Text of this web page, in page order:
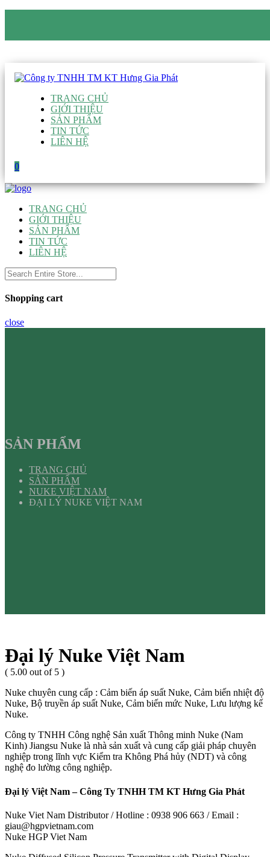
TRANG CHỦ
GIỚI THIỆU
SẢN PHẨM
TIN TỨC
LIÊN HỆ
0
TRANG CHỦ
GIỚI THIỆU
SẢN PHẨM
TIN TỨC
LIÊN HỆ
Shopping cart
close
SẢN PHẨM
TRANG CHỦ
SẢN PHẨM
NUKE VIỆT NAM
ĐẠI LÝ NUKE VIỆT NAM
Đại lý Nuke Việt Nam
( 5.00 out of 5 )
Nuke chuyên cung cấp : Cảm biến áp suất Nuke, Cảm biến nhiệt độ
Nuke, Bộ truyền áp suất Nuke, Cảm biến mức Nuke, Lưu lượng kế
Nuke.
Công ty TNHH Công nghệ Sản xuất Thông minh Nuke (Nam
Kinh) Jiangsu Nuke là nhà sản xuất và cung cấp giải pháp chuyên
nghiệp trong lĩnh vực Kiểm tra Không Phá hủy (NDT) và công
nghệ đo lường công nghiệp.
Đại lý Việt Nam – Công Ty TNHH TM KT Hưng Gia Phát
Nuke Viet Nam Distributor / Hotline : 0938 906 663 / Email :
giau@hgpvietnam.com
Nuke HGP Viet Nam